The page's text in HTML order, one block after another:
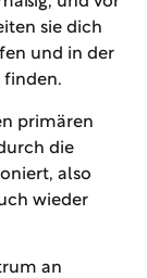
sie dich
und in der
finden.
primären
die
also
wieder
an